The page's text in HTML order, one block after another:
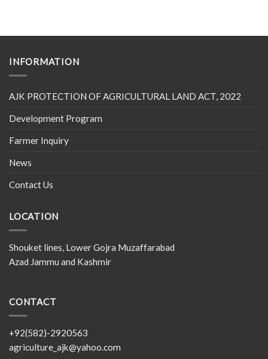
INFORMATION
AJK PROTECTION OF AGRICULTURAL LAND ACT, 2022
Development Program
Farmer Inquiry
News
Contact Us
LOCATION
Shouket lines, Lower Gojra Muzaffarabad
Azad Jammu and Kashmir
CONTACT
+92(582)-2920563
agriculture_ajk@yahoo.com